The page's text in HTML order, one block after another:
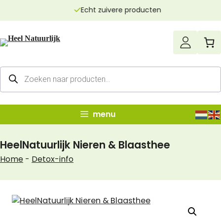
inhoud
Echt zuivere producten
Producten
zoeken
menu
HeelNatuurlijk Nieren & Blaasthee
Home - Detox-info